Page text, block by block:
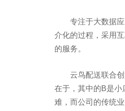
专注于大数据应
介化的过程，采用
的服务。
云鸟配送联合创
在于，其中的B是小
难，而公司的传统